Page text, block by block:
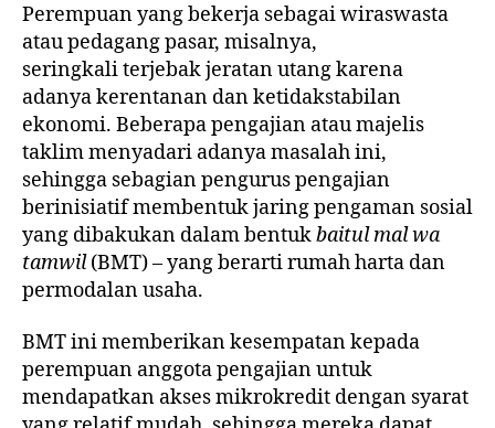
Perempuan yang bekerja sebagai wiraswasta
atau pedagang pasar, misalnya,
seringkali terjebak jeratan utang karena
adanya kerentanan dan ketidakstabilan
ekonomi. Beberapa pengajian atau majelis
taklim menyadari adanya masalah ini,
sehingga sebagian pengurus pengajian
berinisiatif membentuk jaring pengaman sosial
yang dibakukan dalam bentukbaitul mal wa
tamwil(BMT) – yang berarti rumah harta dan
permodalan usaha.
BMT ini memberikan kesempatan kepada
perempuan anggota pengajian untuk
mendapatkan akses mikrokredit dengan syarat